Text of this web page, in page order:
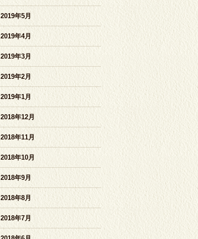
2019年5月
2019年4月
2019年3月
2019年2月
2019年1月
2018年12月
2018年11月
2018年10月
2018年9月
2018年8月
2018年7月